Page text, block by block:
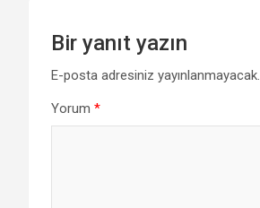
Bir yanıt yazın
E-posta adresiniz yayınlanmayacak.
Yorum *